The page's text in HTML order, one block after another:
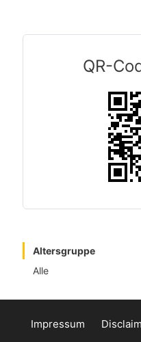
QR-
Altersgruppe
Alle
Impressum